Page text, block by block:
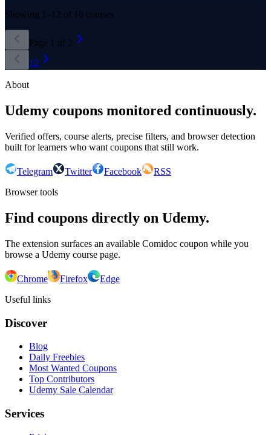
Showing 1– 12 of 16 courses
Page 1 of 2
1 2
About
Udemy coupons monitored continuously.
Verified offers, course alerts, precise filters, and browser detection
built for learners who want coupons that still work.
Telegram Twitter Facebook
RSS
Browser tools
Find coupons directly on Udemy.
The extension surfaces an available Comidoc coupon while you
browse a Udemy course page.
Chrome Firefox
Edge
Useful links
Discover
Blog
Daily Freebies
Most Wanted Coupons
Top Contributors
Udemy Sale Calendar
Services